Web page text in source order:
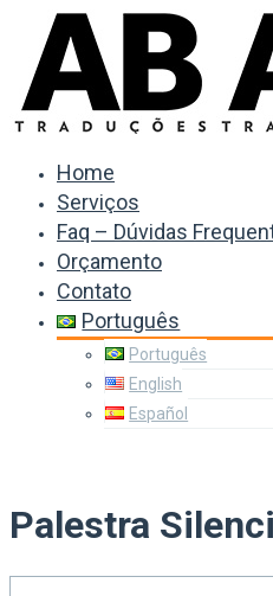
Home
Serviços
Faq – Dúvidas
Orçamento
Contato
Português
Português
English
Español
Palestra